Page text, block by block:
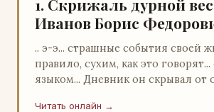
1. Скрижаль дурной
Иванов Борис
.. э-э... страшные события своей
правило, сухим, как это
языком... Дневник он скрывал от
Читать онлайн →